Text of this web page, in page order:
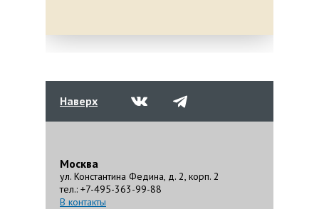
Наверх
Москва
ул. Константина Федина, д. 2, корп. 2
тел.: +7-495-363-99-88
В контакты